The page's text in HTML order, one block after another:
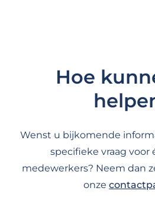
Hoe
Wenst u bijkomende
specifieke vraag voor
medewerkers? Neem dan
onze